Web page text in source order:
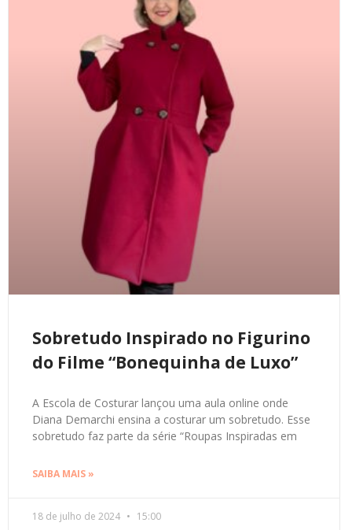
Sobretudo Inspirado no Figurino
do Filme “Bonequinha de Luxo”
A Escola de Costurar lançou uma aula online onde
Diana Demarchi ensina a costurar um sobretudo. Esse
sobretudo faz parte da série “Roupas Inspiradas em
SAIBA MAIS »
18 de julho de 2024 15:00